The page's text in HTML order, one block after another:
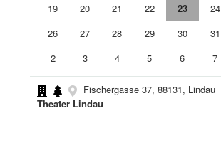
19
20 21 22 23 24
26
27 28 29 30 31
2
3 4 5 6 7
Fischergasse 37, 88131, Lindau
Theater Lindau